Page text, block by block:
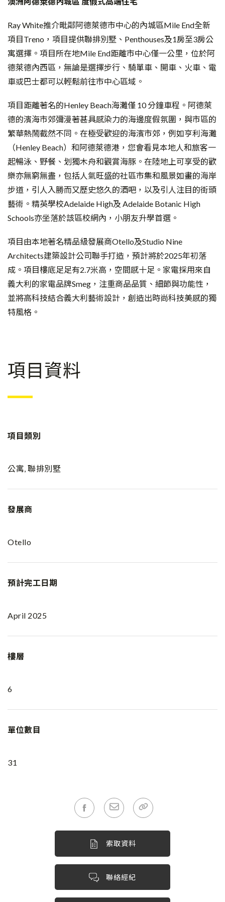
Ray White推介毗鄰阿德萊德市中心的內城區Mile End全新
項目Treno，項目提供聯排別墅、Penthouses及1房至3房公
寓選擇。項目所在地Mile End距離市中心僅一公里，位於阿
德萊德內西區，無論是選擇步行、騎單車、開車、火車、電
車或巴士都可以輕鬆前往市中心區域。
項目距離著名的Henley Beach海灘僅 10 分鐘車程。阿德萊
德的濱海市郊彌漫著甚具感染力的海邊度假氛圍，與市區的
繁華熱鬧截然不同。在極受歡迎的海濱市郊，例如亨利海灘
（Henley Beach）和阿德萊德港，您會看見本地人和旅客一
起暢泳、野餐、划獨木舟和觀賞海豚。在陸地上可享受的歡
樂亦無窮無盡，包括人氣旺盛的社區市集和風景如畫的海岸
步道，引人入勝而又歷史悠久的酒吧，以及引人注目的街頭
藝術。精英學校Adelaide High及 Adelaide Botanic High
Schools亦坐落於該區校網內，小朋友升學首選。
項目由本地著名精品級發展商Otello及Studio Nine
Architects建築設計公司聯手打造，預計將於2025年初落
成。項目樓底足足有2.7米高，空間感十足。家電採用來自
義大利的家電品牌Smeg，注重商品品質、細節與功能性，
並將高科技結合義大利藝術設計，創造出時尚科技美感的獨
特風格。
項目資料
項目類別
公寓, 聯排別墅
發展商
Otello
預計完工日期
April 2025
樓層
6
單位數目
31
索取資料
聯絡經紀